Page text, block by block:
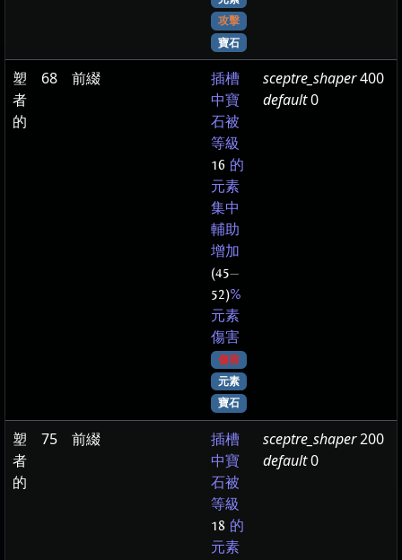
攻擊
寶石
塑
者
的
68 前綴
插槽
中寶
石被
等級
16 的
元素
集中
輔助
增加
(45—
52)%
元素
傷害
傷害
元素
寶石
sceptre_shaper400
default0
塑
者
的
75 前綴
插槽
中寶
石被
等級
18 的
元素
sceptre_shaper200
default0